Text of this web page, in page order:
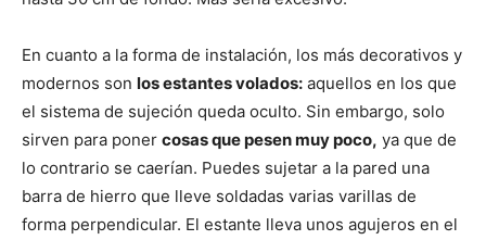
En cuanto a la forma de instalación, los más decorativos y
modernos son los estantes volados: aquellos en los que
el sistema de sujeción queda oculto. Sin embargo, solo
sirven para poner cosas que pesen muy poco, ya que de
lo contrario se caerían. Puedes sujetar a la pared una
barra de hierro que lleve soldadas varias varillas de
forma perpendicular. El estante lleva unos agujeros en el